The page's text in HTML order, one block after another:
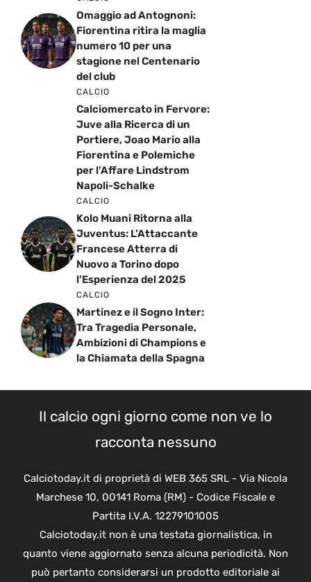
Omaggio ad Antognoni:
Fiorentina ritira la maglia
numero 10 per una
stagione nel Centenario
del club
CALCIO
Calciomercato in Fervore:
Juve alla Ricerca di un
Portiere, Joao Mario alla
Fiorentina e Polemiche
per l’Affare Lindstrom
Napoli-Schalke
CALCIO
Kolo Muani Ritorna alla
Juventus: L’Attaccante
Francese Atterra di
Nuovo a Torino dopo
l’Esperienza del 2025
CALCIO
Martinez e il Sogno Inter:
Tra Tragedia Personale,
Ambizioni di Champions e
la Chiamata della Spagna
Il calcio ogni giorno come non ve lo
racconta nessuno
Calciotoday.it di proprietà di WEB 365 SRL - Via Nicola
Marchese 10, 00141 Roma (RM) - Codice Fiscale e
Partita I.V.A. 12279101005
Calciotoday.it non è una testata giornalistica, in
quanto viene aggiornato senza alcuna periodicità. Non
può pertanto considerarsi un prodotto editoriale ai